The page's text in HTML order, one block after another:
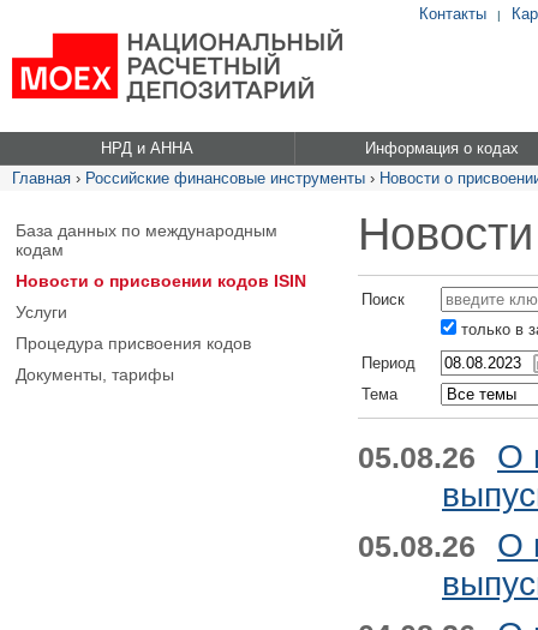
Контакты |
НРД и АННА
Информация о кодах
Главная › Российские финансовые инструменты › Новости о
База данных по международным
кодам
Новости о присвоении кодов ISIN
Услуги
Процедура присвоения кодов
Документы, тарифы
Поиск
только в
Период
Тема
05.08.26
О
05.08.26
О